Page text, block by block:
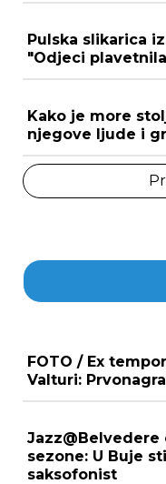
Pulska slikarica
"Odjeci
Kako je more
njegove ljude i
FOTO / Ex
Valturi:
sezone: U Buje
saksofonist